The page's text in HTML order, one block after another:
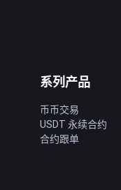
系列产品
币币交易
USDT 永续合约
合约跟单